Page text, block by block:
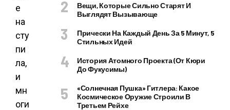
е
на
сту
пи
ла,
и
мн
оги
Вещи, Которые Сильно Старят И
Выглядят Вызывающе
Прически На Каждый День За 5 Минут, 5
Стильных Идей
История Атомного Проекта (от Кюри
До Фукусимы)
«Солнечная Пушка» Гитлера: Какое
Космическое Оружие Строили В
Третьем Рейхе